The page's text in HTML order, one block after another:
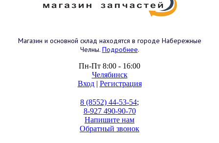
Магазин и основной склад находятся в городе Набережные
Челны. Подробнее.
Пн-Пт 8:00 - 16:00
Челябинск
Вход| Регистрация
8 (8552) 44-53-54;
8-927 490-90-70
Напишите нам
Обратный звонок